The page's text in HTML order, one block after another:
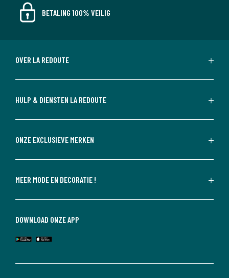
BETALING 100% VEILIG
OVER LA REDOUTE
HULP & DIENSTEN LA REDOUTE
ONZE EXCLUSIEVE MERKEN
MEER MODE EN DECORATIE !
DOWNLOAD ONZE APP